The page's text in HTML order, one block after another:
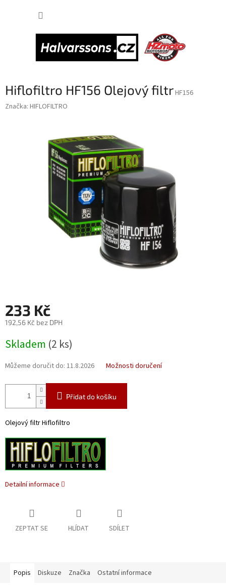
Hiflofiltro HF156 Olejový filtrHF156
Značka: HIFLOFILTRO
233 Kč
192,56 Kč bez DPH
cena:
Skladem (2 ks)
Můžeme doručit do: 11.8.2026 Možnosti doručení
Přidat do košíku
Olejový filtr Hiflofiltro
Detailní informace
ZEPTAT SE HLÍDAT SDÍLET
Popis Diskuze Značka Ostatní informace